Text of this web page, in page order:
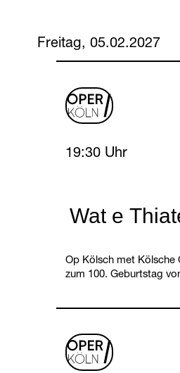
Freitag, 05.02.2027
Wat e
Op Kölsch met Kölsche
zum 100. Geburtstag
Friday, 5 February
19:30 Uhr
oper
oper